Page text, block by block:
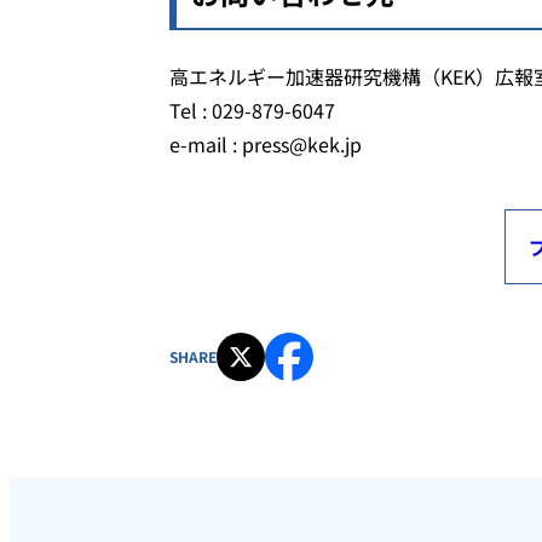
高エネルギー加速器研究機構（KEK）広報
Tel : 029-879-6047
e-mail : press@kek.jp
SHARE